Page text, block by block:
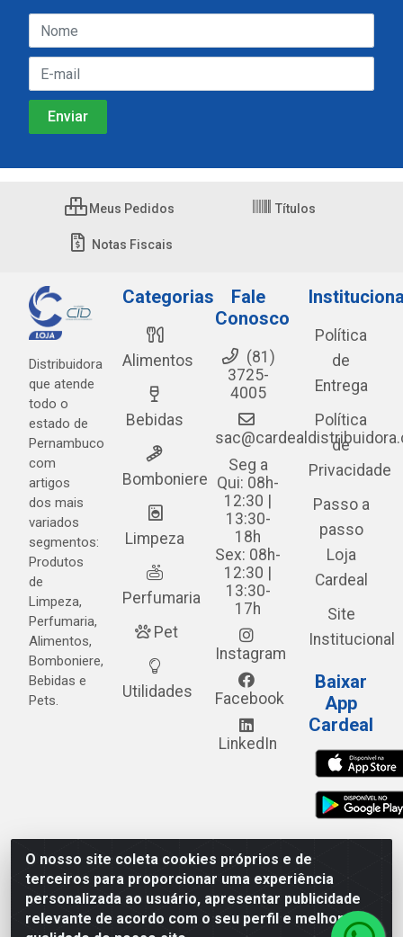
O nosso site coleta cookies próprios e de
terceiros para proporcionar uma experiência
personalizada ao usuário, apresentar publicidade
relevante de acordo com o seu perfil e melhorar a
Meus Pedidos Títulos
Notas Fiscais
Distribuidora
que atende
todo o
estado de
Pernambuco
com
artigos
dos mais
variados
segmentos:
Produtos
de
Limpeza,
Perfumaria,
Alimentos,
Bomboniere,
Bebidas e
Pets.
Categorias
Alimentos
Bebidas
Bomboniere
Limpeza
Perfumaria
Pet
Utilidades
Fale
Conosco
(81)
3725-
4005
Seg a
Qui: 08h-
12:30 |
13:30-
18h
Sex: 08h-
12:30 |
13:30-
17h
Instagram
Facebook
LinkedIn
Política
de
Entrega
Política
de
Privacidade
Passo a
passo
Loja
Cardeal
Site
Institucional
Baixar
App
Cardeal
Cardeal Distribuidora - Estrada Alto do Moura, 582 - Alto
do Moura - Caruaru/PE - CEP 55.040-120 - CNPJ
05.253.499/0001-62